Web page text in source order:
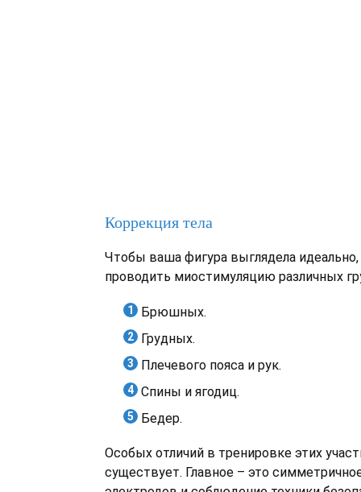
Коррекция тела
Чтобы ваша фигура выглядела
проводить миостимуляцию различных
Брюшных.
Грудных.
Плечевого пояса и рук.
Спины и ягодиц.
Бедер.
Особых отличий в тренировке этих
существует. Главное – это